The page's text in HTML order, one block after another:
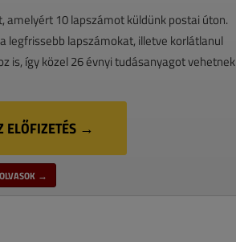
amelyért 10 lapszámot küldünk postai úton.
legfrissebb lapszámokat, illetve korlátlanul
is, így közel 26 évnyi tudásanyagot vehetnek
ELŐFIZETÉS →
→